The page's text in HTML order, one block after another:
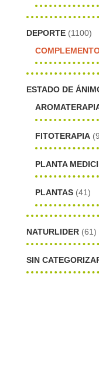
DEPORTE (1100)
ESTADO DE
FITOTERAPIA
PLANTA
PLANTAS (41)
NATURLIDER (61)
SIN